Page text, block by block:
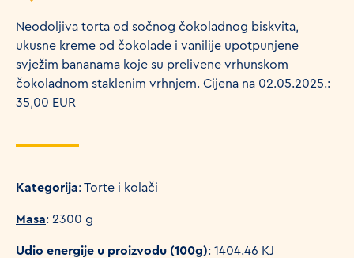
Neodoljiva torta od sočnog čokoladnog biskvita,
ukusne kreme od čokolade i vanilije upotpunjene
svježim bananama koje su prelivene vrhunskom
čokoladnom staklenim vrhnjem. Cijena na 02.05.2025.:
35,00 EUR
Kategorija: Torte i kolači
Masa: 2300 g
Udio energije u proizvodu (100g): 1404.46 KJ